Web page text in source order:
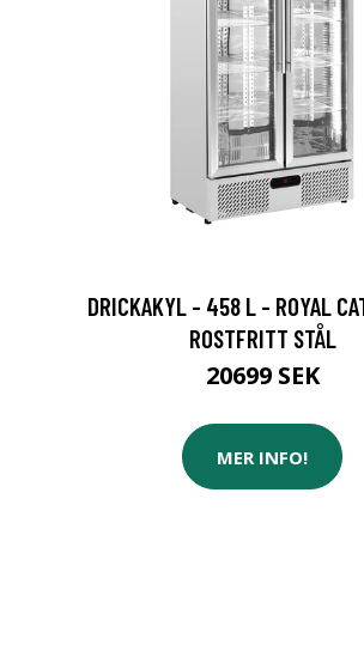
DRICKAKYL - 458 L - ROYAL
ROSTFRITT STÅL
20699 SEK
MER INFO!